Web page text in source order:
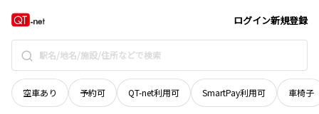
ログイン新規登録
空車あり 予約可 QT-net利用可 SmartPay利用可 車椅子
北海道